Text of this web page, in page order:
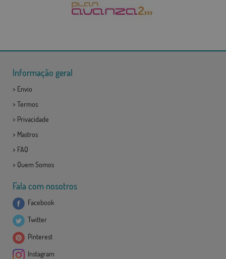
Informação geral
> Envio
> Termos
> Privacidade
> Mastros
> FAQ
> Quem Somos
Fala com nosotros
Facebook
Twitter
Pinterest
Instagram